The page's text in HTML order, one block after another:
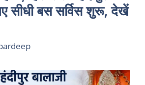
सीधी बस सर्विस शुरू, देखें